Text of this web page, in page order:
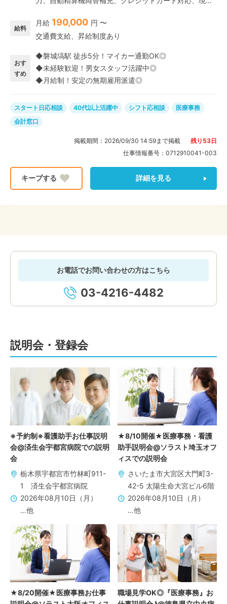
証確認、再来受付機案内や自動精算機案内、メッセンジ
ャー、入院案内、入館面会対応など。 病院でのお仕事が
ており、未経験からスタートした方も多数活躍中です!
給料
月給 190,000 円 〜
交通費支給、昇給制度あり
おす
すめ
◆磐城塙駅 徒歩5分！マイカー通勤OK◎
◆未経験歓迎！男女スタッフ活躍中◎
◆月給制！安定の無期雇用派遣◎
スタート日応相談 40代以上活躍中 シフト応相談
医療事務
会計窓口
掲載期間： 2026/09/30 14:59まで掲載 残り 53日
仕事情報番号： 0712910041-003
詳細を見る
お電話でお問い合わせの方はこちら
03-4216-4482
説明会・登録会
※予約制※看護助手お仕事説明
会@済生会宇都宮病院での説明
会
栃木県宇都宮市竹林町911-
1 済生会宇都宮病院
2026年08月10日（月）
…他
★8/10開催★医療事務・看護
助手説明会@ソラスト埼玉オフ
ィスでの説明会
さいたま市大宮区大門町3-
42-5 太陽生命大宮ビル6階
2026年08月10日（月）
…他
★8/20開催★医療事務お仕事
職場見学OK◎『医療事務』お